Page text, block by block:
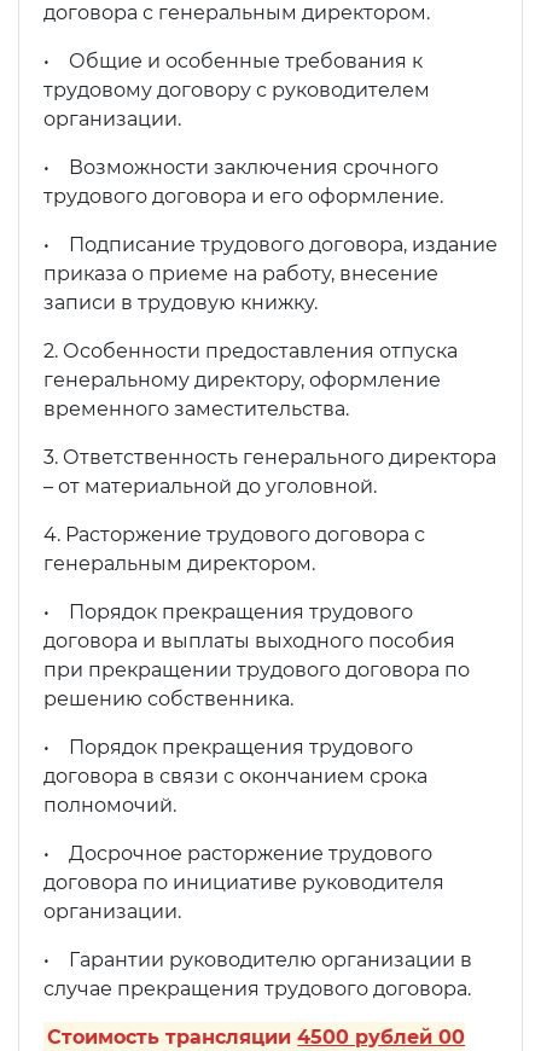
договора с генеральным директором.
• Общие и особенные требования к
трудовому договору с руководителем
организации.
• Возможности заключения срочного
трудового договора и его оформление.
• Подписание трудового договора, издание
приказа о приеме на работу, внесение
записи в трудовую книжку.
2. Особенности предоставления отпуска
генеральному директору, оформление
временного заместительства.
3. Ответственность генерального директора
– от материальной до уголовной.
4. Расторжение трудового договора с
генеральным директором.
• Порядок прекращения трудового
договора и выплаты выходного пособия
при прекращении трудового договора по
решению собственника.
• Порядок прекращения трудового
договора в связи с окончанием срока
полномочий.
• Досрочное расторжение трудового
договора по инициативе руководителя
организации.
• Гарантии руководителю организации в
случае прекращения трудового договора.
Стоимость трансляции4500 рублей 00